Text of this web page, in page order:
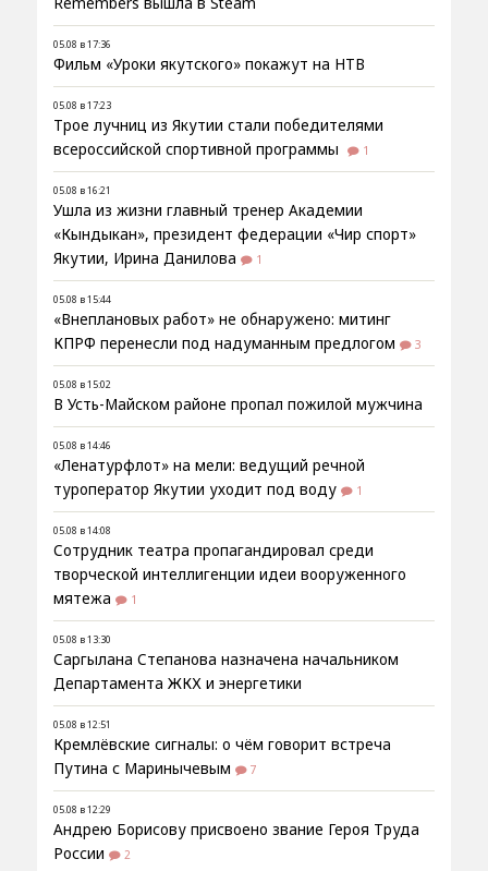
05.08 в 17:36
Фильм «Уроки якутского» покажут на НТВ
05.08 в 17:23
Трое лучниц из Якутии стали победителями
всероссийской спортивной программы
1
05.08 в 16:21
Ушла из жизни главный тренер Академии
«Кындыкан», президент федерации «Чир спорт»
Якутии, Ирина Данилова
1
05.08 в 15:44
«Внеплановых работ» не обнаружено: митинг
КПРФ перенесли под надуманным предлогом
3
05.08 в 15:02
В Усть-Майском районе пропал пожилой мужчина
05.08 в 14:46
«Ленатурфлот» на мели: ведущий речной
туроператор Якутии уходит под воду
1
05.08 в 14:08
Сотрудник театра пропагандировал среди
творческой интеллигенции идеи вооруженного
мятежа
1
05.08 в 13:30
Саргылана Степанова назначена начальником
Департамента ЖКХ и энергетики
05.08 в 12:51
Кремлёвские сигналы: о чём говорит встреча
Путина с Маринычевым
7
05.08 в 12:29
Андрею Борисову присвоено звание Героя Труда
России
2